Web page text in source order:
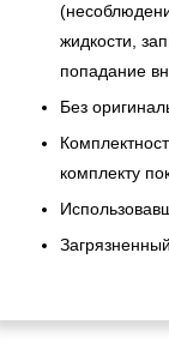
жидкости,
попадание
Без
комплекту